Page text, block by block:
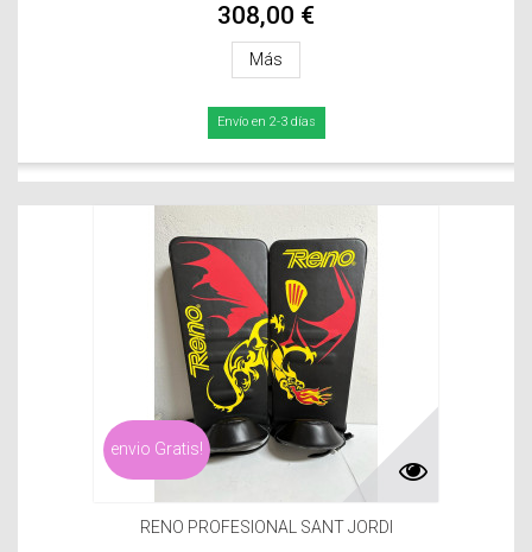
308,00 €
Más
Envío en 2-3 días
envio Gratis!
RENO PROFESIONAL SANT JORDI